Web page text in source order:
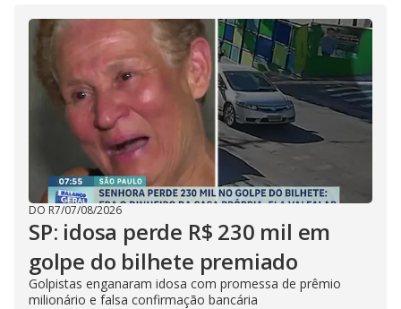
DO R7/07/08/2026
SP: idosa perde R$ 230 mil em
golpe do bilhete premiado
Golpistas enganaram idosa com promessa de prêmio
milionário e falsa confirmação bancária